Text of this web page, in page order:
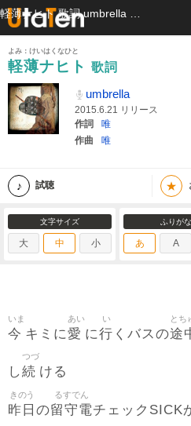
よみ：けいはくなひと
軽薄ナヒト 歌詞
umbrella
2015.6.21 リリース
作詞
唯
作曲
唯
試聴 ★
文字サイズ
大 中 小
ふりがな
あ A
今
いま
キミに愛
あい
に行
い
くバスの途
とち
し続
つづ
ける
昨日
きのう
の留守電
るすでん
チェックSICK